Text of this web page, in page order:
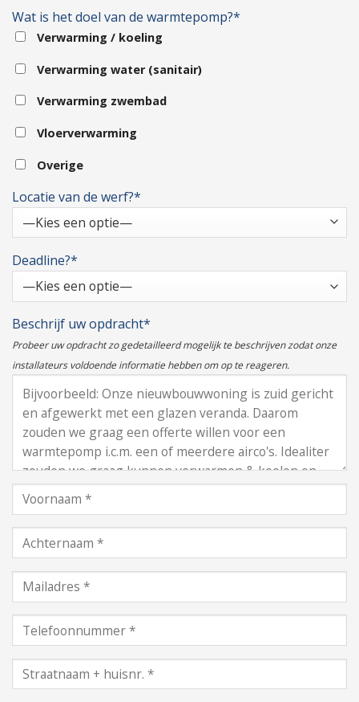
Wat is het doel van de warmtepomp?*
Verwarming / koeling
Verwarming water (sanitair)
Verwarming zwembad
Vloerverwarming
Overige
Locatie van de werf?*
Deadline?*
Beschrijf uw opdracht*
Probeer uw opdracht zo gedetailleerd mogelijk te beschrijven zodat onze
installateurs voldoende informatie hebben om op te reageren.